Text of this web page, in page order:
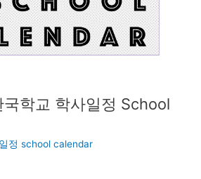
학교 학사일정 School
정 school calendar